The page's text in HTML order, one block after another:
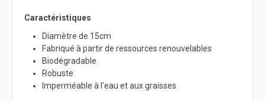
Caractéristiques
Diamètre de 15cm
Fabriqué à partir de ressources renouvelables
Biodégradable
Robuste
Imperméable à l'eau et aux graisses